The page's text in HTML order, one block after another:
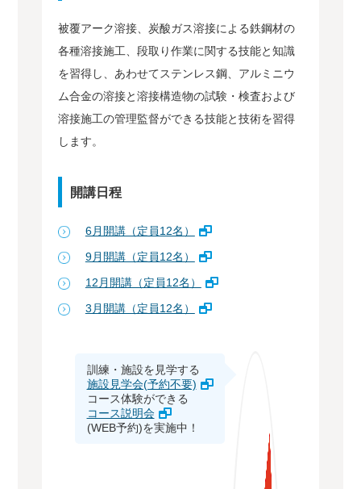
被覆アーク溶接、炭酸ガス溶接による鉄鋼材の
各種溶接施工、段取り作業に関する技能と知識
を習得し、あわせてステンレス鋼、アルミニウ
ム合金の溶接と溶接構造物の試験・検査および
溶接施工の管理監督ができる技能と技術を習得
します。
開講日程
6月開講（定員12名）
9月開講（定員12名）
12月開講（定員12名）
3月開講（定員12名）
訓練・施設を見学する
施設見学会(予約不要)
コース体験ができる
コース説明会
(WEB予約)を実施中！